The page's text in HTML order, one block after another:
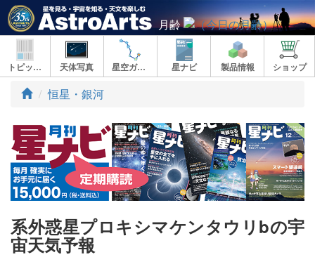
月齢
トピックス 天体写真 星空ガイド 星ナビ 製品情報 ショップ
ト
プ
恒星・銀河
系外惑星プロキシマケンタウリbの宇
宙天気予報